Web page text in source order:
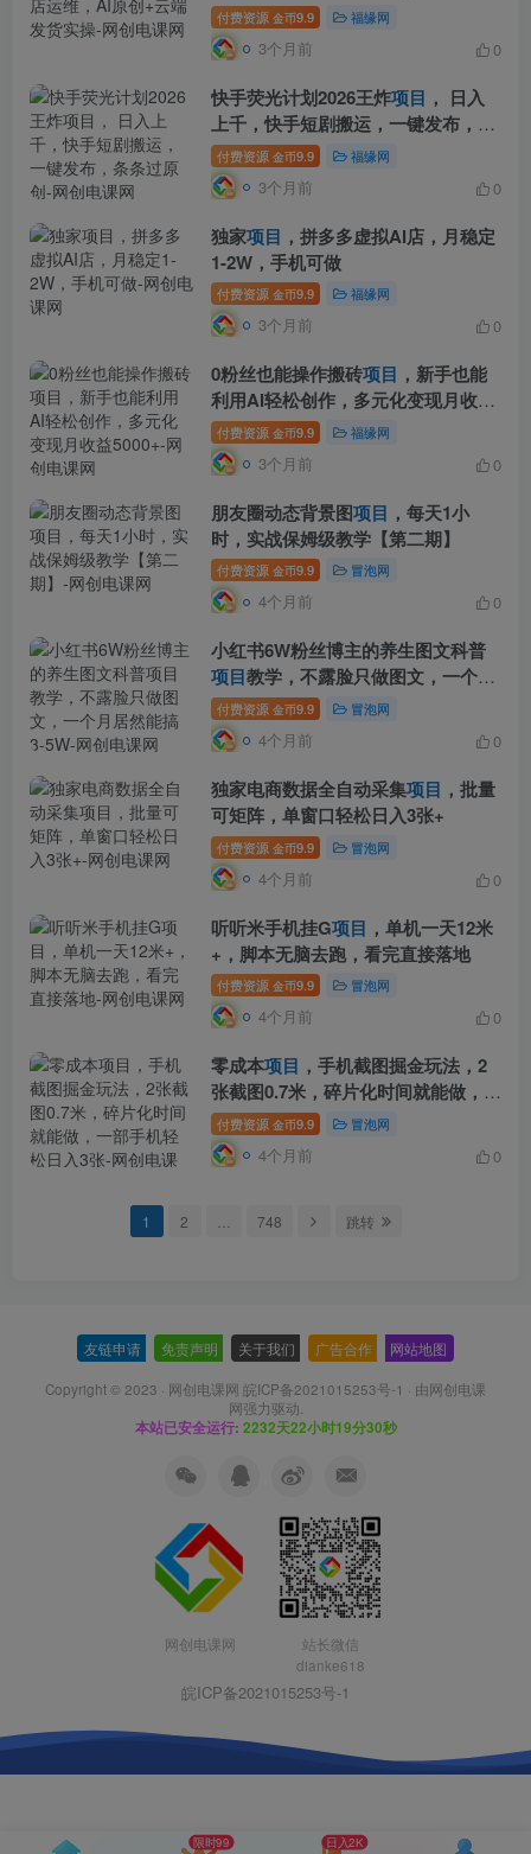
付费资源 金币9.9 福缘网
3个月前 0
快手荧光计划2026王炸项目 ， 日入
上千，快手短剧搬运，一键发布，条
条过原创
付费资源 金币9.9 福缘网
3个月前 0
独家项目 ，拼多多虚拟AI店，月稳定
1-2W，手机可做
付费资源 金币9.9 福缘网
3个月前 0
0粉丝也能操作搬砖项目 ，新手也能
利用AI轻松创作，多元化变现月收益
5000+
付费资源 金币9.9 福缘网
3个月前 0
朋友圈动态背景图项目 ，每天1小
时，实战保姆级教学【第二期】
付费资源 金币9.9 冒泡网
4个月前 0
小红书6W粉丝博主的养生图文科普
项目教学，不露脸只做图文，一个月
居然能搞3-5W
付费资源 金币9.9 冒泡网
4个月前 0
独家电商数据全自动采集项目 ，批量
可矩阵，单窗口轻松日入3张+
付费资源 金币9.9 冒泡网
4个月前 0
听听米手机挂G项目 ，单机一天12米
+，脚本无脑去跑，看完直接落地
付费资源 金币9.9 冒泡网
4个月前 0
零成本项目 ，手机截图掘金玩法，2
张截图0.7米，碎片化时间就能做，一
部手机轻松日入3张
付费资源 金币9.9 冒泡网
4个月前 0
1 2 748 跳转
友链申请 免责声明 关于我们 广告合作 网站地图
Copyright © 2023 · 网创电课网 皖ICP备2021015253号-1 · 由网创电课
网强力驱动.
本站已安全运行: 2232天22小时19分31秒
网创电课网
站长微信
dianke618
皖ICP备2021015253号-1
限时99 日入2K